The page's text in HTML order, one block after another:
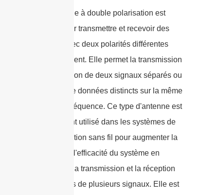
Une antenne à double polarisation est
utilisée pour transmettre et recevoir des
signaux avec deux polarités différentes
simultanément. Elle permet la transmission
et la réception de deux signaux séparés ou
deux flux de données distincts sur la même
bande de fréquence. Ce type d'antenne est
couramment utilisé dans les systèmes de
communication sans fil pour augmenter la
capacité et l'efficacité du système en
permettant la transmission et la réception
simultanées de plusieurs signaux. Elle est